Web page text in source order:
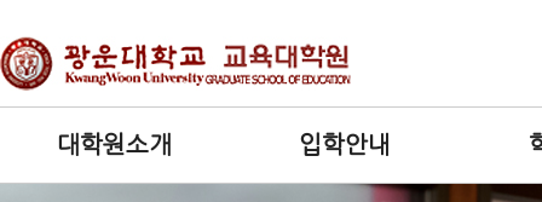
대학원소개 입학안내